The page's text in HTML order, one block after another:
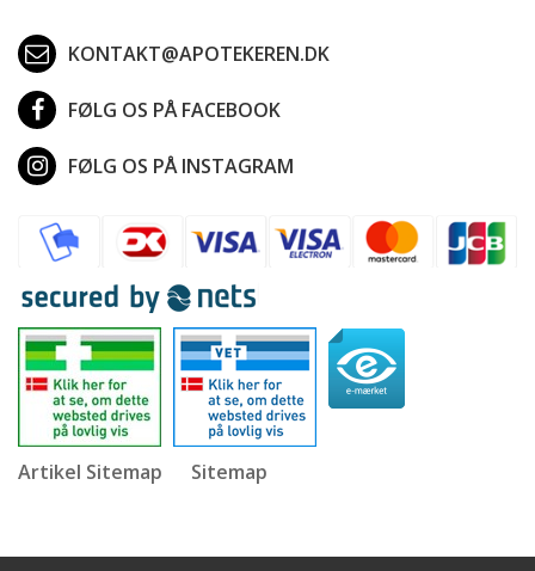
KONTAKT@APOTEKEREN.DK
FØLG OS PÅ FACEBOOK
FØLG OS PÅ INSTAGRAM
Artikel Sitemap Sitemap